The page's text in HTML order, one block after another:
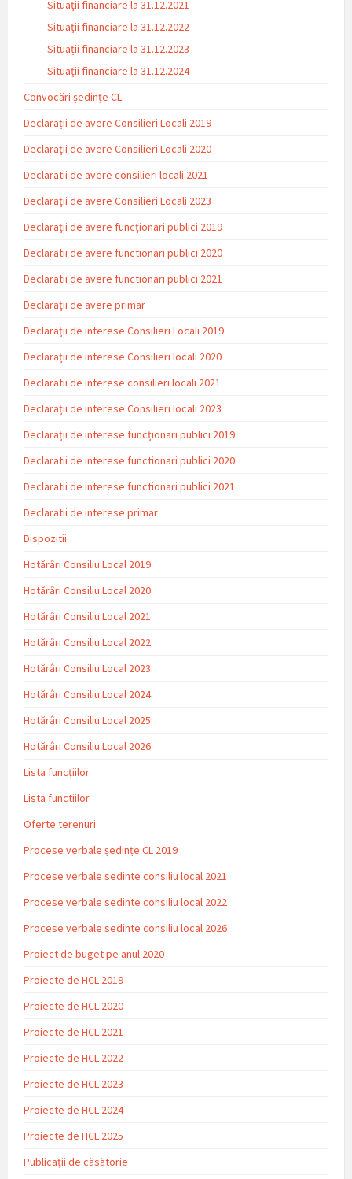
Situaţii financiare la 31.12.2021
Situaţii financiare la 31.12.2022
Situații financiare la 31.12.2023
Situaţii financiare la 31.12.2024
Convocări ședințe CL
Declarații de avere Consilieri Locali 2019
Declarații de avere Consilieri Locali 2020
Declaratii de avere consilieri locali 2021
Declarații de avere Consilieri Locali 2023
Declarații de avere funcționari publici 2019
Declaratii de avere functionari publici 2020
Declaratii de avere functionari publici 2021
Declarații de avere primar
Declarații de interese Consilieri Locali 2019
Declarații de interese Consilieri locali 2020
Declaratii de interese consilieri locali 2021
Declarații de interese Consilieri locali 2023
Declarații de interese funcționari publici 2019
Declaratii de interese functionari publici 2020
Declaratii de interese functionari publici 2021
Declaratii de interese primar
Dispozitii
Hotărâri Consiliu Local 2019
Hotărâri Consiliu Local 2020
Hotărâri Consiliu Local 2021
Hotărâri Consiliu Local 2022
Hotărâri Consiliu Local 2023
Hotărâri Consiliu Local 2024
Hotărâri Consiliu Local 2025
Hotărâri Consiliu Local 2026
Lista funcțiilor
Lista functiilor
Oferte terenuri
Procese verbale ședințe CL 2019
Procese verbale sedinte consiliu local 2021
Procese verbale sedinte consiliu local 2022
Procese verbale sedinte consiliu local 2026
Proiect de buget pe anul 2020
Proiecte de HCL 2019
Proiecte de HCL 2020
Proiecte de HCL 2021
Proiecte de HCL 2022
Proiecte de HCL 2023
Proiecte de HCL 2024
Proiecte de HCL 2025
Publicații de căsătorie